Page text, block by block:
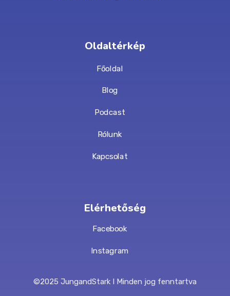
Oldaltérkép
Főoldal
Blog
Podcast
Rólunk
Kapcsolat
Elérhetőség
Facebook
Instagram
©2025 JungandStark I Minden jog fenntartva